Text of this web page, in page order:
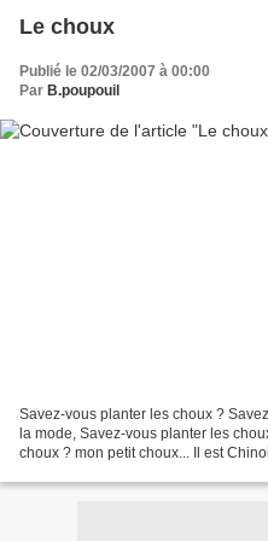
Le choux
Publié le 02/03/2007 à 00:00
Par B.poupouil
Savez-vous planter les choux ?
la mode, Savez-vous planter les
choux ? mon petit choux... Il est